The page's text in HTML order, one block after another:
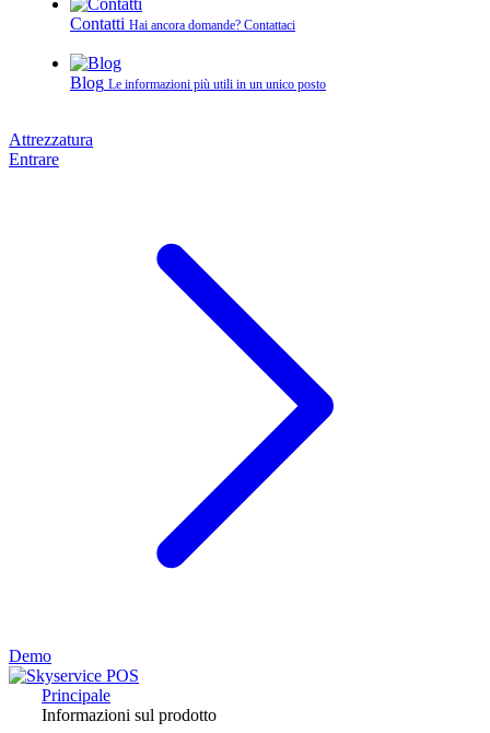
Contatti Hai ancora domande? Contattaci
Blog Le informazioni più utili in un unico posto
Attrezzatura
Entrare
Demo
Principale
Informazioni sul prodotto